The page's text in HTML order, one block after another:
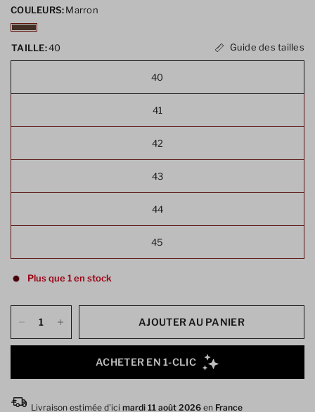
COULEURS:Marron
TAILLE:40 Guide des tailles
40
41
42
43
44
45
Plus que 1 en stock
AJOUTER AU PANIER